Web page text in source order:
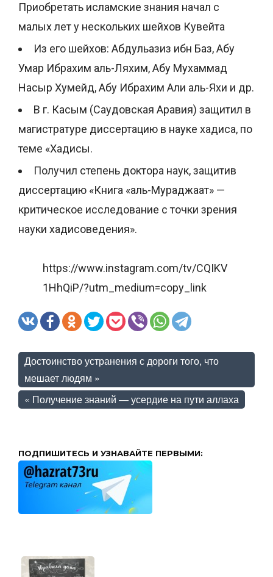
Приобретать исламские знания начал с
малых лет у нескольких шейхов Кувейта
Из его шейхов: Абдульазиз ибн Баз, Абу
Умар Ибрахим аль-Ляхим, Абу Мухаммад
Насыр Хумейд, Абу Ибрахим Али аль-Яхи и др.
В г. Касым (Саудовская Аравия) защитил в
магистратуре диссертацию в науке хадиса, по
теме «Хадисы.
Получил степень доктора наук, защитив
диссертацию «Книга «аль-Мураджаат» —
критическое исследование с точки зрения
науки хадисоведения».
https://www.instagram.com/tv/CQIKV
1HhQiP/?utm_medium=copy_link
Достоинство устранения с дороги того, что
мешает людям »
« Получение знаний — усердие на пути аллаха
ПОДПИШИТЕСЬ И УЗНАВАЙТЕ ПЕРВЫМИ: